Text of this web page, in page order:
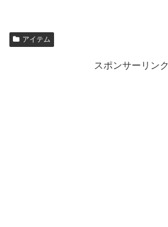
アイテム
スポンサーリンク